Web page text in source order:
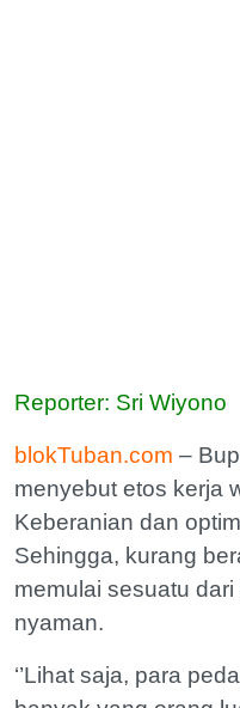
Reporter: Sri Wiyono
blokTuban.com –
menyebut etos kerja
Keberanian dan
Sehingga, kurang
memulai sesuatu
nyaman.
‘’Lihat saja, para